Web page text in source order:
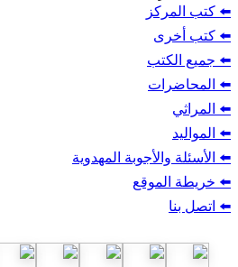
المهدوية